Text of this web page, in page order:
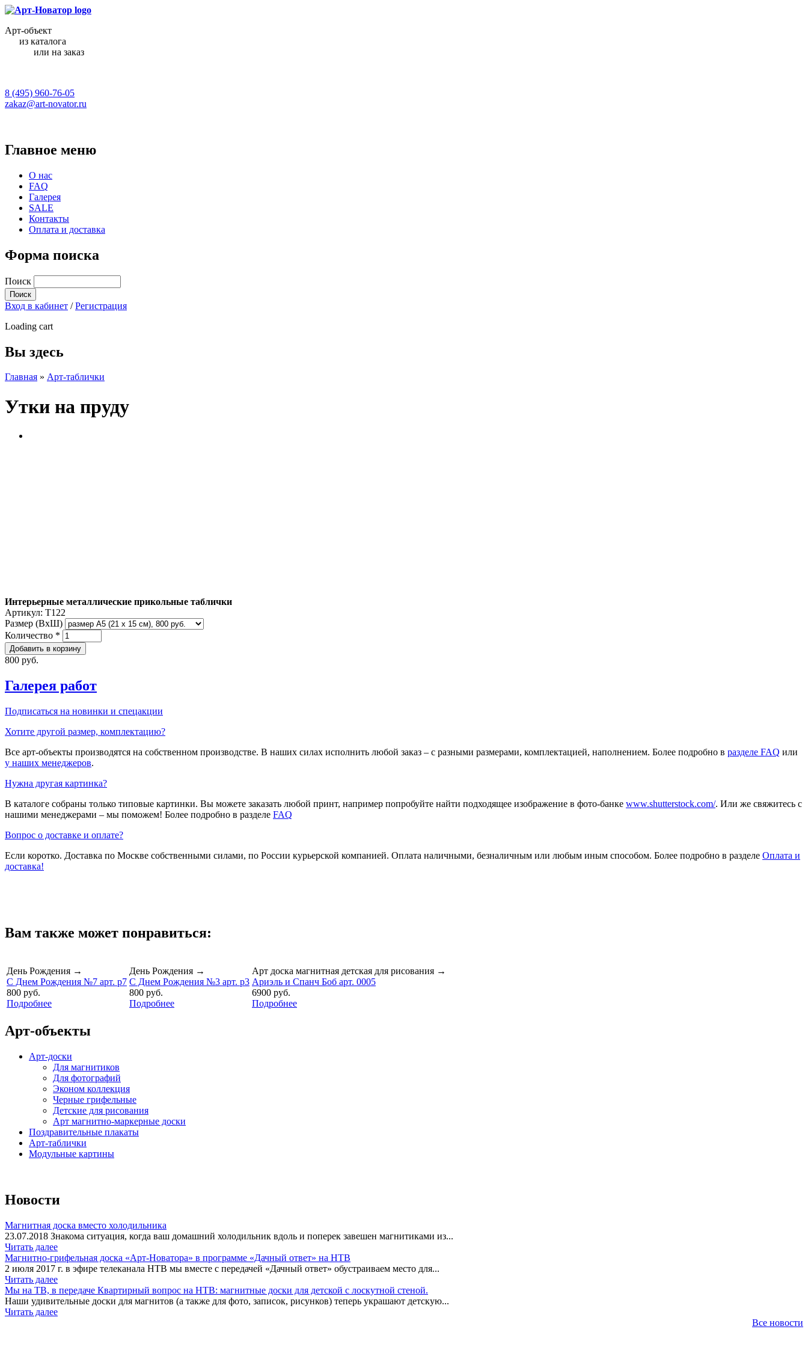
Арт-объект
из каталога
или на заказ
8 (495) 960-76-05
zakaz@art-novator.ru
Главное меню
О нас
FAQ
Галерея
SALE
Контакты
Оплата и доставка
Форма поиска
Поиск
Вход в кабинет /Регистрация
Loading cart
Вы здесь
Главная » Арт-таблички
Утки на пруду
Интерьерные металлические прикольные таблички
Артикул: T122
Размер (ВxШ)
Количество *
800 руб.
Галерея работ
Подписаться на новинки и спецакции
Хотите другой размер, комплектацию?
Все арт-объекты производятся на собственном производстве. В наших силах исполнить любой заказ – с разными размерами, комплектацией, наполнением. Более подробно в разделе FAQ или
у наших менеджеров.
Нужна другая картинка?
В каталоге собраны только типовые картинки. Вы можете заказать любой принт, например попробуйте найти подходящее изображение в фото-банке www.shutterstock.com/. Или же свяжитесь с
нашими менеджерами – мы поможем! Более подробно в разделе FAQ
Вопрос о доставке и оплате?
Если коротко. Доставка по Москве собственными силами, по России курьерской компанией. Оплата наличными, безналичным или любым иным способом. Более подробно в разделе Оплата и
доставка!
Вам также может понравиться:
День Рождения →
С Днем Рождения №7 арт. p7
800 руб.
Подробнее
День Рождения →
С Днем Рождения №3 арт. p3
800 руб.
Подробнее
Арт доска магнитная детская для рисования →
Ариэль и Спанч Боб арт. 0005
6900 руб.
Подробнее
Арт-объекты
Арт-доски
Для магнитиков
Для фотографий
Эконом коллекция
Черные грифельные
Детские для рисования
Арт магнитно-маркерные доски
Поздравительные плакаты
Арт-таблички
Модульные картины
Новости
Магнитная доска вместо холодильника
23.07.2018 Знакома ситуация, когда ваш домашний холодильник вдоль и поперек завешен магнитиками из...
Читать далее
Магнитно-грифельная доска «Арт-Новатора» в программе «Дачный ответ» на НТВ
2 июля 2017 г. в эфире телеканала НТВ мы вместе с передачей «Дачный ответ» обустраиваем место для...
Читать далее
Мы на ТВ, в передаче Квартирный вопрос на НТВ: магнитные доски для детской с лоскутной стеной.
Наши удивительные доски для магнитов (а также для фото, записок, рисунков) теперь украшают детскую...
Читать далее
Все новости